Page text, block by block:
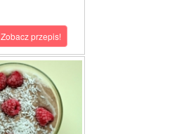
Zobacz przepis!